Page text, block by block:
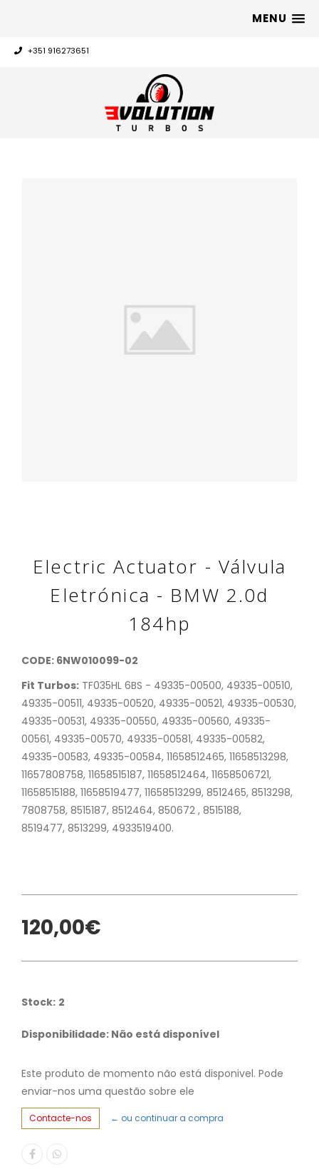
MENU
+351 916273651
Electric Actuator - Válvula
Eletrónica - BMW 2.0d
184hp
CODE: 6NW010099-02
Fit Turbos: TF035HL 6BS - 49335-00500, 49335-00510,
49335-00511, 49335-00520, 49335-00521, 49335-00530,
49335-00531, 49335-00550, 49335-00560, 49335-
00561, 49335-00570, 49335-00581, 49335-00582,
49335-00583, 49335-00584, 11658512465, 11658513298,
11657808758, 11658515187, 11658512464, 11658506721,
11658515188, 11658519477, 11658513299, 8512465, 8513298,
7808758, 8515187, 8512464, 850672 , 8515188,
8519477, 8513299, 4933519400.
120,00€
Stock: 2
Disponibilidade: Não está disponível
Este produto de momento não está disponivel. Pode
enviar-nos uma questão sobre ele
Contacte-nos ← ou continuar a compra